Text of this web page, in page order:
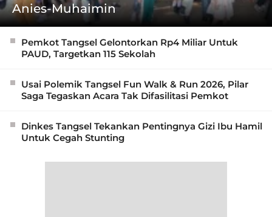
Anies-Muhaimin
Pemkot Tangsel Gelontorkan Rp4 Miliar Untuk
PAUD, Targetkan 115 Sekolah
Usai Polemik Tangsel Fun Walk & Run 2026, Pilar
Saga Tegaskan Acara Tak Difasilitasi Pemkot
Dinkes Tangsel Tekankan Pentingnya Gizi Ibu Hamil
Untuk Cegah Stunting